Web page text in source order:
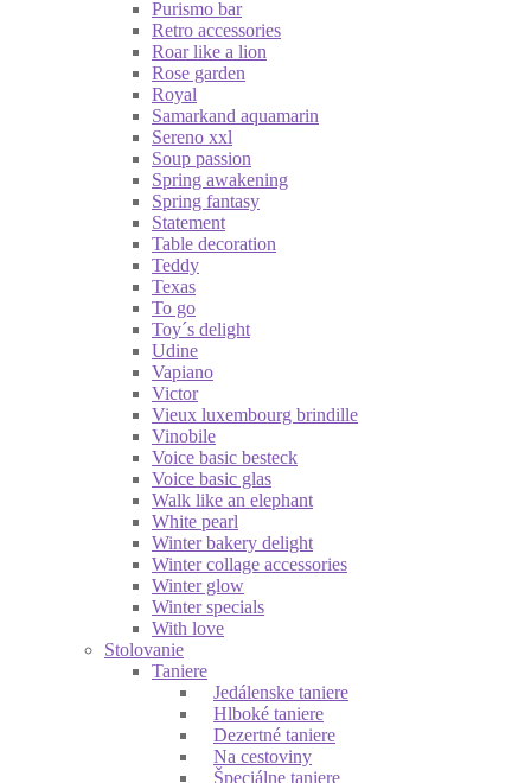
Purismo bar
Retro accessories
Roar like a lion
Rose garden
Royal
Samarkand aquamarin
Sereno xxl
Soup passion
Spring awakening
Spring fantasy
Statement
Table decoration
Teddy
Texas
To go
Toy´s delight
Udine
Vapiano
Victor
Vieux luxembourg brindille
Vinobile
Voice basic besteck
Voice basic glas
Walk like an elephant
White pearl
Winter bakery delight
Winter collage accessories
Winter glow
Winter specials
With love
Stolovanie
Taniere
Jedálenske taniere
Hlboké taniere
Dezertné taniere
Na cestoviny
Špeciálne taniere